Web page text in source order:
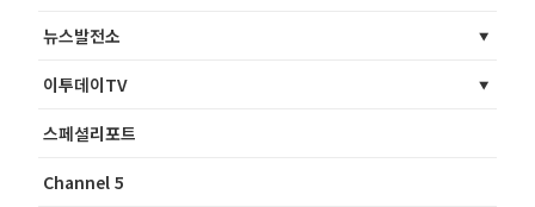
뉴스발전소
이투데이TV
스페셜리포트
Channel 5